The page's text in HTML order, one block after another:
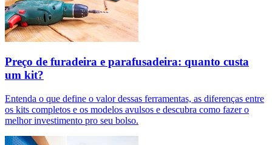
Preço de furadeira e parafusadeira: quanto custa
um kit?
Entenda o que define o valor dessas ferramentas, as diferenças entre
os kits completos e os modelos avulsos e descubra como fazer o
melhor investimento pro seu bolso.